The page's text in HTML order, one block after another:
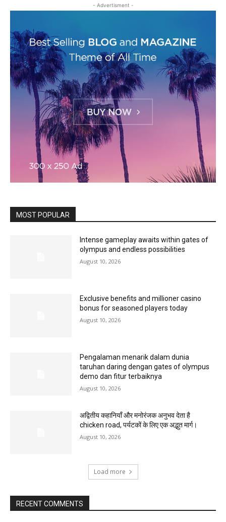
- Advertisment -
MOST POPULAR
Intense gameplay awaits within gates of
olympus and endless possibilities
August 10, 2026
Exclusive benefits and millioner casino
bonus for seasoned players today
August 10, 2026
Pengalaman menarik dalam dunia
taruhan daring dengan gates of olympus
demo dan fitur terbaiknya
August 10, 2026
अद्वितीय कहानियाँ और मनोरंजक अनुभव देता है
chicken road, पर्यटकों के लिए एक अद्भुत मार्ग।
August 10, 2026
Load more
RECENT COMMENTS